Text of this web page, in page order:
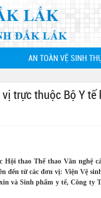
AN TOÀN VỆ SINH
trực thuộc Bộ Y
Hội thao Thể thao Văn nghệ
đến từ các đơn vị: Viện Vệ
và Sinh phẩm y tế, Công ty